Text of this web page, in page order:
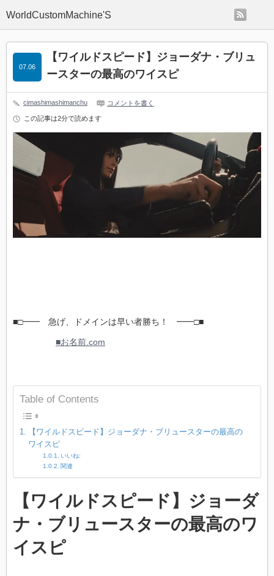
WorldCustomMachine'S
【ワイルドスピード】ジョーダナ・ブリュ
ースターの最高のワイスピ
07.06
cimashimashimanchu コメントを書く
この記事は2分で読めます
■□━━ 急げ、ドメインは早い者勝ち！ ━━□■
■お名前.com
Table of Contents
【ワイルドスピード】ジョーダナ・ブリュースターの最高の
ワイスピ
いいね:
関連
【ワイルドスピード】ジョーダ
ナ・ブリュースターの最高のワ
イスピ